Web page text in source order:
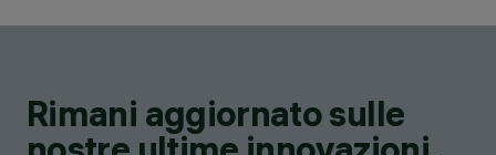
Rimani aggiornato sulle